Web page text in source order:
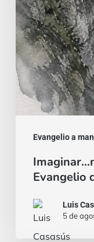
Evangelio a
|
Evangelio
del
9
de
agosto
Evangelio
Luis
5 de